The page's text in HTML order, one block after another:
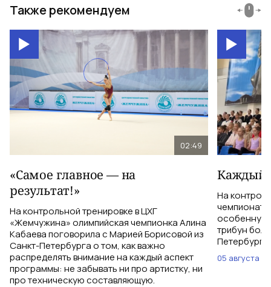
Также рекомендуем
02:49
«Самое главное — на
результат!»
На контрольной тренировке в ЦХГ
«Жемчужина» олимпийская чемпионка Алина
Кабаева поговорила с Марией Борисовой из
Санкт-Петербурга о том, как важно
распределять внимание на каждый аспект
программы: не забывать ни про артистку, ни
про техническую составляющую.
Каждый
На
особенную
трибун
05 августа